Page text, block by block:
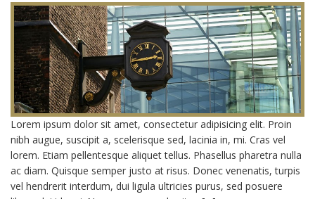
Lorem ipsum dolor sit amet, consectetur adipisicing elit. Proin
nibh augue, suscipit a, scelerisque sed, lacinia in, mi. Cras vel
lorem. Etiam pellentesque aliquet tellus. Phasellus pharetra nulla
ac diam. Quisque semper justo at risus. Donec venenatis, turpis
vel hendrerit interdum, dui ligula ultricies purus, sed posuere